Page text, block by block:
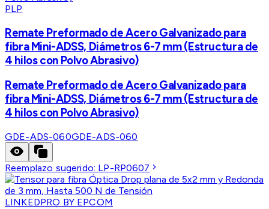
PLP
Remate Preformado de Acero Galvanizado para
fibra Mini-ADSS, Diámetros 6-7 mm (Estructura de
4 hilos con Polvo Abrasivo)
Remate Preformado de Acero Galvanizado para
fibra Mini-ADSS, Diámetros 6-7 mm (Estructura de
4 hilos con Polvo Abrasivo)
GDE-ADS-060GDE-ADS-060
Reemplazo sugerido: LP-RP0607
LINKEDPRO BY EPCOM